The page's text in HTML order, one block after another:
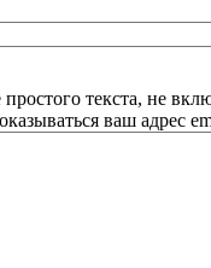
текста, не
ваш адрес